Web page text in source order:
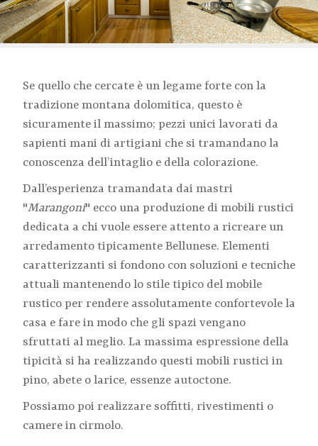
Se quello che cercate è un legame forte con la
tradizione montana dolomitica, questo è
sicuramente il massimo; pezzi unici lavorati da
sapienti mani di artigiani che si tramandano la
conoscenza dell’intaglio e della colorazione.
Dall’esperienza tramandata dai mastri
"Marangoni" ecco una produzione di mobili rustici
dedicata a chi vuole essere attento a ricreare un
arredamento tipicamente Bellunese. Elementi
caratterizzanti si fondono con soluzioni e tecniche
attuali mantenendo lo stile tipico del mobile
rustico per rendere assolutamente confortevole la
casa e fare in modo che gli spazi vengano
sfruttati al meglio. La massima espressione della
tipicità si ha realizzando questi mobili rustici in
pino, abete o larice, essenze autoctone.
Possiamo poi realizzare soffitti, rivestimenti o
camere in cirmolo.